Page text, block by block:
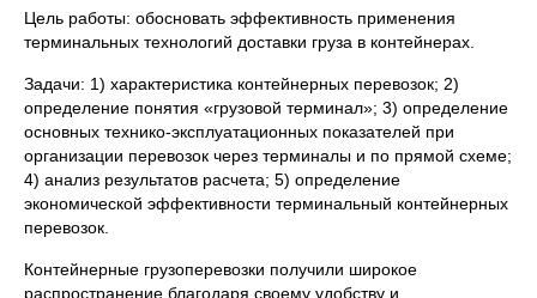
Цель работы: обосновать эффективность применения
терминальных технологий доставки груза в контейнерах.
Задачи: 1) характеристика контейнерных перевозок; 2)
определение понятия «грузовой терминал»; 3) определение
основных технико-эксплуатационных показателей при
организации перевозок через терминалы и по прямой схеме;
4) анализ результатов расчета; 5) определение
экономической эффективности терминальный контейнерных
перевозок.
Контейнерные грузоперевозки получили широкое
распространение благодаря своему удобству и